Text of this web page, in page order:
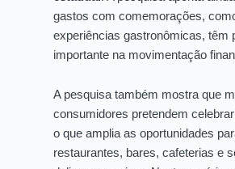
gastos com comemorações,
experiências gastronômicas, têm
importante na movimentação
A pesquisa também mostra que
consumidores pretendem
o que amplia as oportunidades
restaurantes, bares, cafeterias e